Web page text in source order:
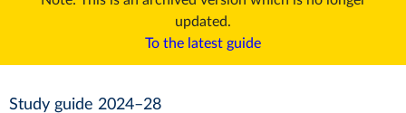
updated.
To the latest guide
Study guide 2024–28